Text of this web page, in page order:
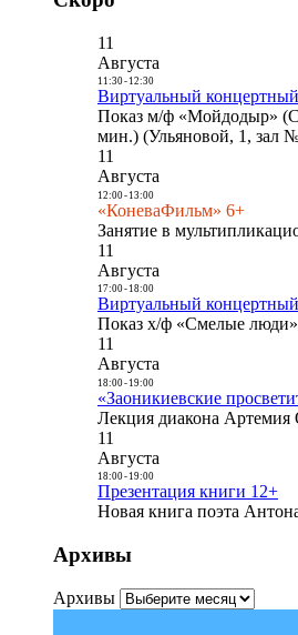
11
Августа
11:30- 12:30
Виртуальный
Показ м/ф «Мойдодыр»
мин.) (Ульяновой, 1, зал
11
Августа
12:00- 13:00
«КоневаФильм» 6+
Занятие в
11
Августа
17:00- 18:00
Виртуальный
Показ х/ф «Смелые люди»
11
Августа
18:00- 19:00
«Заоникиевские
Лекция диакона Артемия
11
Августа
18:00- 19:00
Презентация книги 12+
Новая книга поэта
Архивы
Архивы